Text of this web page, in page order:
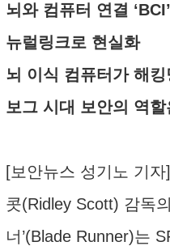
뇌와 컴퓨터 연결
뉴럴링크로 현실화
뇌 이식 컴퓨터가 해
보그 시대 보안의 역할
[보안뉴스 성기노 기
콧(Ridley Scott) 감독
너’(Blade Runner)는